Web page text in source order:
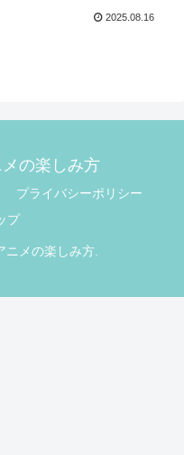
2025.08.16
の楽しみ方
プライバシーポリシー
プ
メの楽しみ方.